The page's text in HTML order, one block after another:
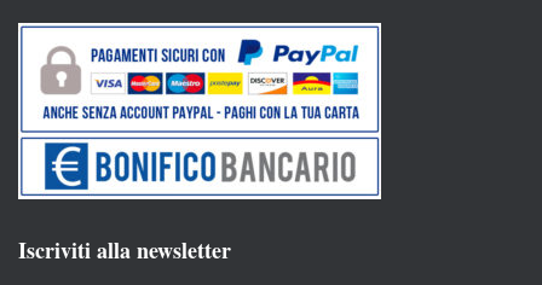
Iscriviti alla newsletter